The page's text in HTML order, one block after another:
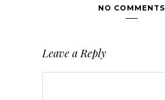
NO COMMENTS
Leave a Reply